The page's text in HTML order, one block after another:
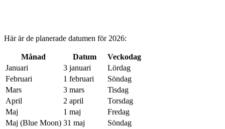
Här är de planerade datumen för 2026:
Månad Datum
Veckodag
Januari
3 januari
Lördag
Februari
1 februari
Söndag
Mars
3 mars
Tisdag
April
2 april
Torsdag
Maj
1 maj
Fredag
Maj (Blue Moon) 31 maj
Söndag